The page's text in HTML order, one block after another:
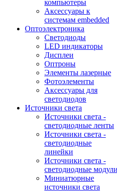
компьютеры
Аксессуары к
системам embedded
Oптоэлектроника
Светодиоды
LED индикаторы
Дисплеи
Оптроны
Элементы лазерные
Фотоэлементы
Аксессуары для
светодиодов
Источники света
Источники света -
светодиодные ленты
Источники света -
светодиодные
линейки
Источники света -
светодиодные модули
Миниатюрные
источники света